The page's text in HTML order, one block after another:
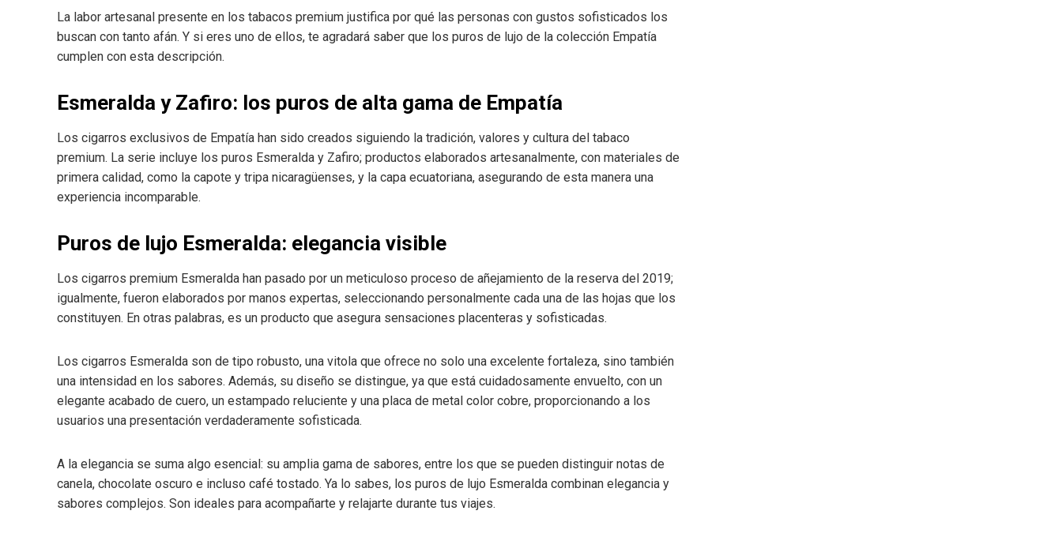
La labor artesanal presente en los tabacos premium justifica por qué las personas con gustos sofisticados los
buscan con tanto afán. Y si eres uno de ellos, te agradará saber que los puros de lujo de la colección Empatía
cumplen con esta descripción.
Esmeralda y Zafiro: los puros de alta gama de Empatía
Los cigarros exclusivos de Empatía han sido creados siguiendo la tradición, valores y cultura del tabaco
premium. La serie incluye los puros Esmeralda y Zafiro; productos elaborados artesanalmente, con materiales de
primera calidad, como la capote y tripa nicaragüenses, y la capa ecuatoriana, asegurando de esta manera una
experiencia incomparable.
Puros de lujo Esmeralda: elegancia visible
Los cigarros premium Esmeralda han pasado por un meticuloso proceso de añejamiento de la reserva del 2019;
igualmente, fueron elaborados por manos expertas, seleccionando personalmente cada una de las hojas que los
constituyen. En otras palabras, es un producto que asegura sensaciones placenteras y sofisticadas.
Los cigarros Esmeralda son de tipo robusto, una vitola que ofrece no solo una excelente fortaleza, sino también
una intensidad en los sabores. Además, su diseño se distingue, ya que está cuidadosamente envuelto, con un
elegante acabado de cuero, un estampado reluciente y una placa de metal color cobre, proporcionando a los
usuarios una presentación verdaderamente sofisticada.
A la elegancia se suma algo esencial: su amplia gama de sabores, entre los que se pueden distinguir notas de
canela, chocolate oscuro e incluso café tostado. Ya lo sabes, los puros de lujo Esmeralda combinan elegancia y
sabores complejos. Son ideales para acompañarte y relajarte durante tus viajes.